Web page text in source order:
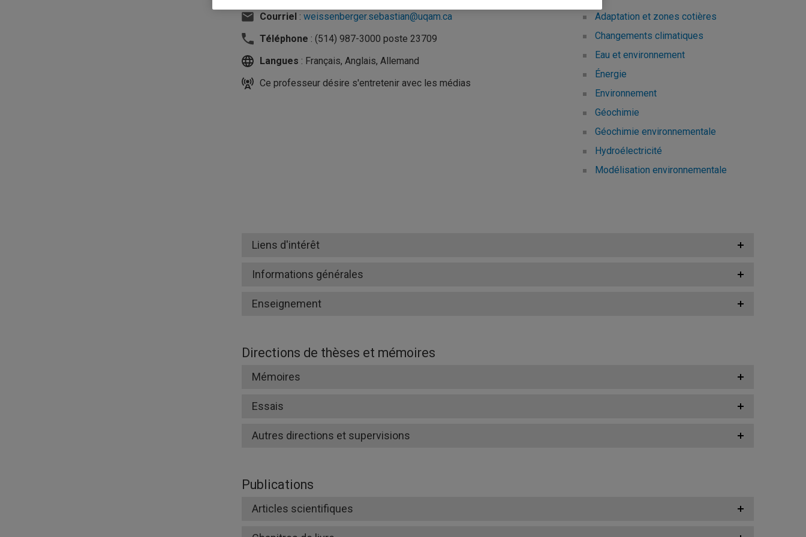
Courriel: weissenberger.sebastian@uqam.ca
Téléphone : (514) 987-3000 poste 23709
Langues : Français, Anglais, Allemand
Ce professeur désire s'entretenir avec les médias
Adaptation et zones cotières
Changements climatiques
Eau et environnement
Énergie
Environnement
Géochimie
Géochimie environnementale
Hydroélectricité
Modélisation environnementale
Liens d'intérêt
Informations générales
Enseignement
Directions de thèses et mémoires
Mémoires
Essais
Autres directions et supervisions
Publications
Articles scientifiques